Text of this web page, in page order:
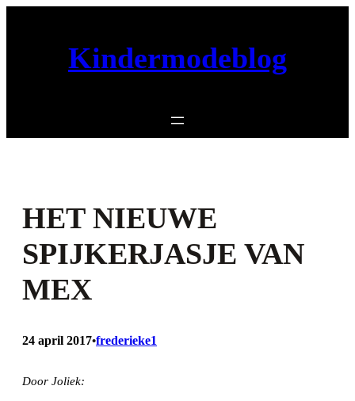
Kindermodeblog
HET NIEUWE
SPIJKERJASJE VAN
MEX
24 april 2017•frederieke1
Door Joliek: